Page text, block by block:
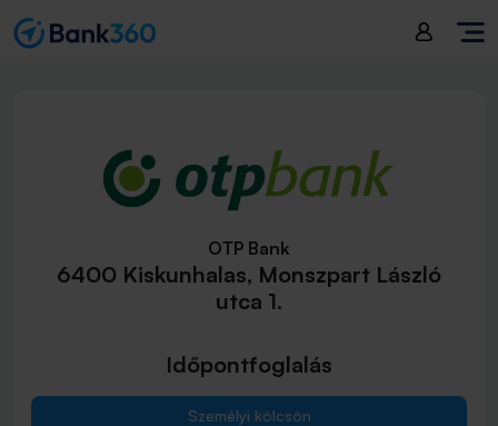
OTP Bank
6400 Kiskunhalas, Monszpart László
utca 1.
Időpontfoglalás
Személyi kölcsön